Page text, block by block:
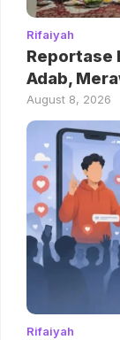
Rifaiyah
Reportase
Adab,
August 8, 2026
Rifaiyah